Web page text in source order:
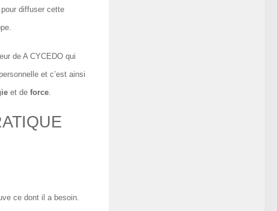
diffuser cette
de A CYCEDO qui
et c’est ainsi
et de force
ce dont il a besoin.